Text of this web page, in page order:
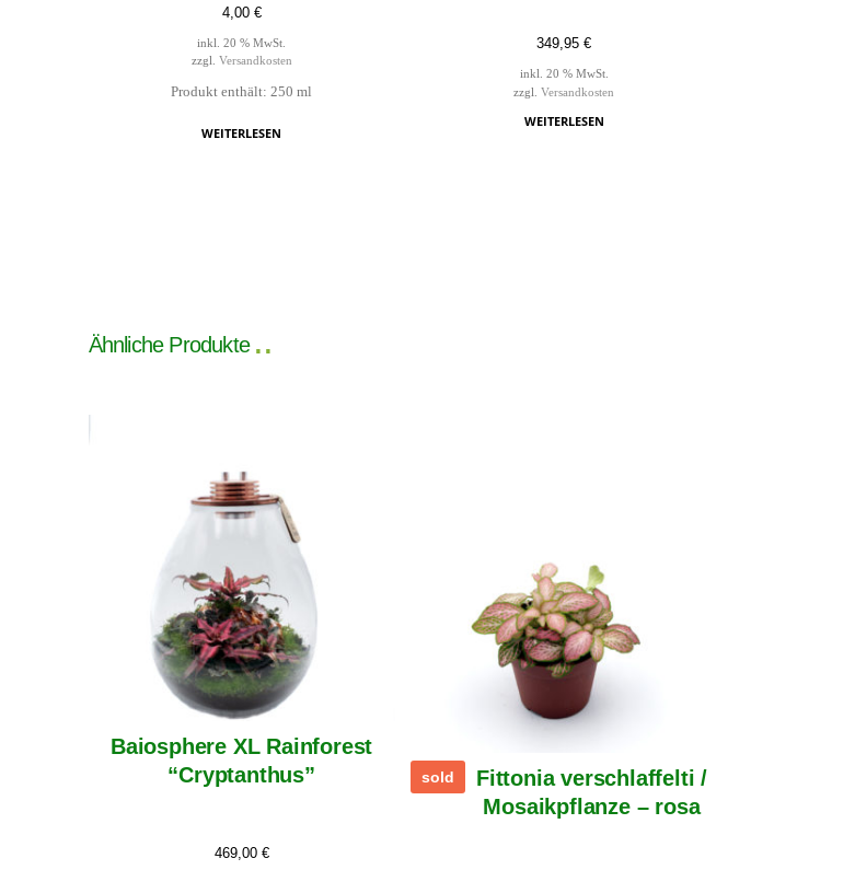
4,00 €
inkl. 20 % MwSt.
zzgl. Versandkosten
Produkt enthält: 250ml
WEITERLESEN
349,95€
inkl. 20 % MwSt.
zzgl.Versandkosten
WEITERLESEN
Ähnliche Produkte
Baiosphere XL Rainforest
“Cryptanthus”
469,00 €
sold
Fittonia verschlaffelti /
Mosaikpflanze – rosa